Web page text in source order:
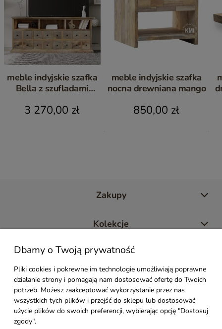
meble indyjskie szafka
Bella z szufladami
3 270,00 zł
meble indyjskie szafka
nocna drewniana mango
850,00 zł
Zakupy
Kolekcje
Moje konto
Pomoc
Styl Mebli
Dbamy o Twoją prywatność
Pliki cookies i pokrewne im technologie umożliwiają poprawne
działanie strony i pomagają nam dostosować ofertę do Twoich
potrzeb. Możesz zaakceptować wykorzystanie przez nas
wszystkich tych plików i przejść do sklepu lub dostosować
użycie plików do swoich preferencji, wybierając opcję "Dostosuj
zgody".